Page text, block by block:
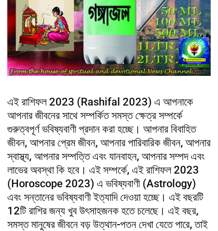
এই রাশিফল ​​2023 (Rashifal 2023) এ আপনাকে
আপনার জীবনের সাথে সম্পর্কিত সমস্ত ক্ষেত্র সম্পর্কে
গুরুত্বপূর্ণ ভবিষ্যবাণী প্রদান করা হচ্ছে। আপনার বিবাহিত
জীবন, আপনার প্রেম জীবন, আপনার পারিবারিক জীবন, আপনার
স্বাস্থ্য, আপনার সম্পত্তি এবং যানবাহন, আপনার সম্পদ এবং
লাভের অবস্থা কি হবে। এই সম্পর্কে, এই রাশিফল ​​2023
(Horoscope 2023) এ ভবিষ্যবাণী (Astrology)
এবং সন্তানের ভবিষ্যবাণী ইত্যাদি দেওয়া হচ্ছে। এই বছরটি
12টি রাশির জন্য খুব উৎসাহজনক হতে চলেছে। এই বছর,
সমস্ত মানুষের জীবনে বড় উত্থান-পতন দেখা যেতে পারে, তাই